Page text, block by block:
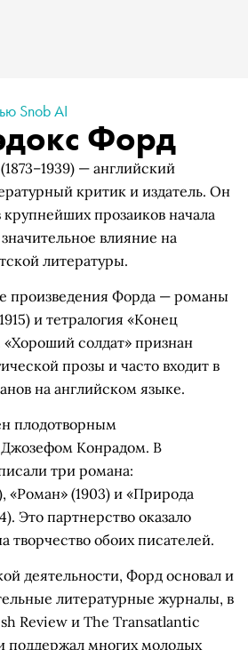
Snob AI
Форд
— английский
критик и издатель. Он
прозаиков начала
влияние на
литературы.
произведения Форда — романы
и тетралогия «Конец
«Хороший солдат» признан
прозы и часто входит в
на английском языке.
плодотворным
Джозефом Конрадом. В
три романа:
«Роман» (1903) и «Природа
Это партнерство оказало
творчество обоих писателей.
деятельности, Форд основал и
литературные журналы, в
Review и The Transatlantic
поддержал многих молодых